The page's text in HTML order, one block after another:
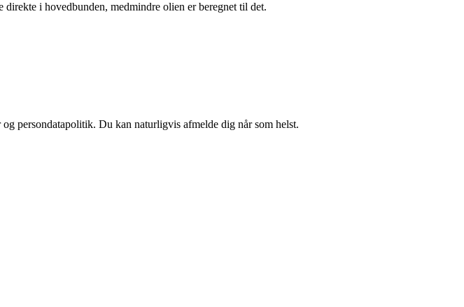
i hovedbunden, medmindre olien er beregnet til det.
persondatapolitik. Du kan naturligvis afmelde dig når som helst.